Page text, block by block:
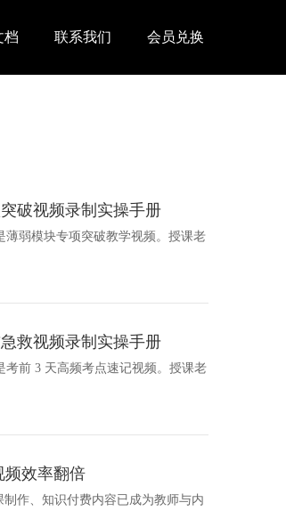
档 联系我们 会员兑换
破视频录制实操手册
薄弱模块专项突破教学视频。授课老
救视频录制实操手册
前 3 天高频考点速记视频。授课老
频效率翻倍
作、知识付费内容已成为教师与内